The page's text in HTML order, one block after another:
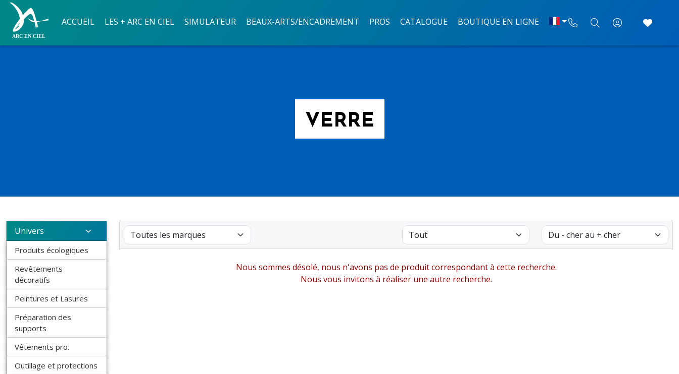
ACCUEIL LES + ARC EN CIEL SIMULATEUR BEAUX-ARTS/ENCADREMENT PROS CATALOGUE BOUTIQUE EN LIGNE
VERRE
Univers
Produits écologiques
Revêtements
décoratifs
Peintures et Lasures
Préparation des
supports
Vêtements pro.
Outillage et protections
Nous sommes désolé, nous n'avons pas de produit correspondant à cette recherche.
Nous vous invitons à réaliser une autre recherche.